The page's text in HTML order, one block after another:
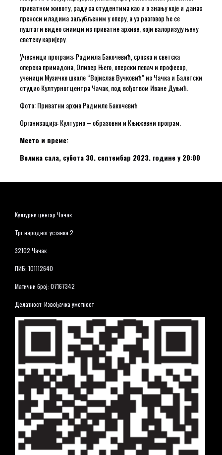
приватном животу, раду са студентима као и о знању које и данас
преноси младима заљубљеним у оперу, а уз разговор ће се
пуштати видео снимци из приватне архиве, који валоризују њену
светску каријеру.
Учесници програма: Радмила Бакочевић, српска и светска
оперска примадона, Оливер Њего, оперски певач и професор,
ученици Музичке школе “Војислав Вучковић” из Чачка и Балетски
студио Културног центра Чачак, под вођством Иване Дуњић.
Фото: Приватни архив Радмиле Бакочевић
Организација: Културно – образовни и Књижевни програм.
Место и време:
Велика сала, субота 30. септембар 2023. године у 20:00
Културни центар Чачак
Трг народног устанка 2
32102 Чачак
ПИБ: 101112640
Матични број: 07167342
Делатност: Извођачка уметност